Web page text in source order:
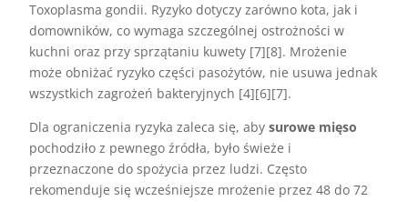
Toxoplasma gondii. Ryzyko dotyczy zarówno kota, jak i
domowników, co wymaga szczególnej ostrożności w
kuchni oraz przy sprzątaniu kuwety [7][8]. Mrożenie
może obniżać ryzyko części pasożytów, nie usuwa jednak
wszystkich zagrożeń bakteryjnych [4][6][7].
Dla ograniczenia ryzyka zaleca się, abysurowe mięso
pochodziło z pewnego źródła, było świeże i
przeznaczone do spożycia przez ludzi. Często
rekomenduje się wcześniejsze mrożenie przez 48 do 72